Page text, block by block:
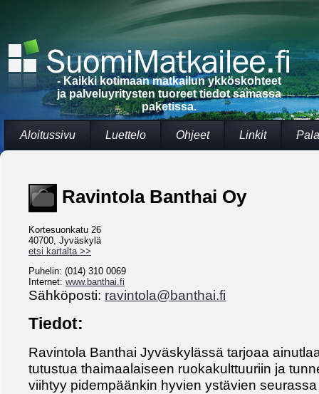
- Kaikki kotimaan matkailun ykköskohteet
ja palveluyritysten tuoreet tiedot samassa
paketissa.
Aloitussivu Luettelo Ohjeet Linkit
Ravintola Banthai Oy
Kortesuonkatu 26
40700, Jyväskylä
etsi kartalta >>
Puhelin: (014) 310 0069
Internet: www.banthai.fi
Sähköposti: ravintola@banthai.fi
Tiedot:
Ravintola Banthai Jyväskylässä tarjoaa
tutustua thaimaalaiseen ruokakulttuuriin ja
viihtyy pidempäänkin hyvien ystävien